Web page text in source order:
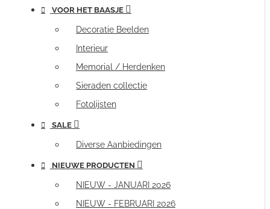
VOOR HET BAASJE
Decoratie Beelden
Interieur
Memorial / Herdenken
Sieraden collectie
Fotolijsten
SALE
Diverse Aanbiedingen
NIEUWE PRODUCTEN
NIEUW - JANUARI 2026
NIEUW - FEBRUARI 2026